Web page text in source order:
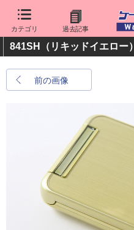
カテゴリ 過去記事
841SH（リキッドイエロー）
前の画像